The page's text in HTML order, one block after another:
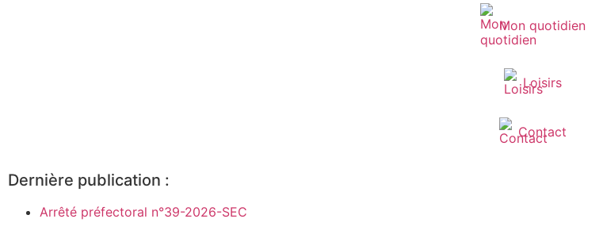
Mon quotidien
Loisirs
Contact
Dernière publication :
Arrêté préfectoral n°39-2026-SEC